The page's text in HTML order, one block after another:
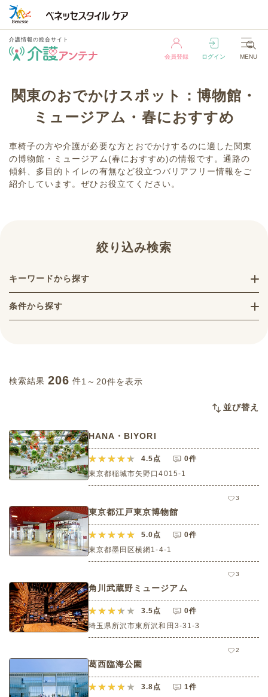
介護情報の総合サイト
会員登録 ログイン MENU
会員登録 ログイン MENU
関東のおでかけスポット：博物館・
ミュージアム・春におすすめ
車椅子の方や介護が必要な方とおでかけするのに適した関東
の博物館・ミュージアム(春におすすめ)の情報です。通路の
傾斜、多目的トイレの有無など役立つバリアフリー情報をご
紹介しています。ぜひお役立てください。
絞り込み検索
キーワードから探す
条件から探す
検索結果 206 件1～20件を表示
並び替え
HANA・BIYORI
4.5点
0件
東京都稲城市矢野口4015-1
3
東京都江戸東京博物館
5.0点
0件
東京都墨田区横網1-4-1
3
角川武蔵野ミュージアム
3.5点
0件
埼玉県所沢市東所沢和田3-31-3
2
葛西臨海公園
3.8点
1件